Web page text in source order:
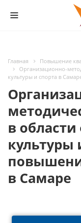
Главная Повышение
Организационно-
культуры и спорта в
в
культуры
в Самаре